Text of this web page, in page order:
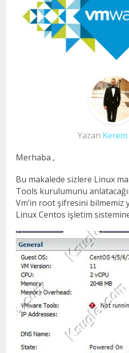
Yazan
Merhaba ,
Bu makalede sizlere Linux
Tools kurulumunu
Vm’in root şifresini bilmemiz
Linux Centos işletim